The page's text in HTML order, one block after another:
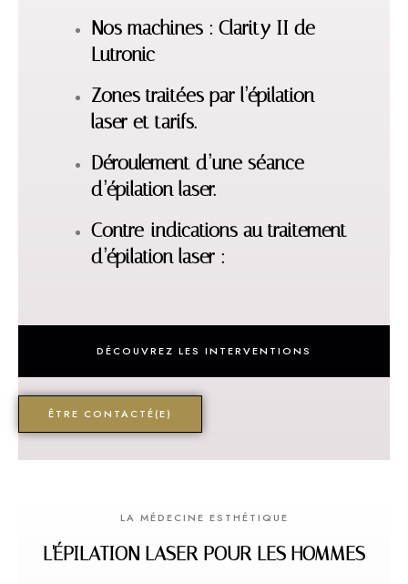
Nos machines : Clarity II de
Lutronic
Zones traitées par l’épilation
laser et tarifs.
Déroulement d’une séance
d’épilation laser.
Contre-indications au traitement
d’épilation laser :
DÉCOUVREZ LES INTERVENTIONS
ÊTRE CONTACTÉ(E)
LA MÉDECINE ESTHÉTIQUE
L'ÉPILATION LASER POUR LES HOMMES